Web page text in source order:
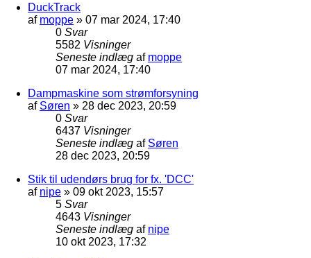
DuckTrack
af moppe » 07 mar 2024, 17:40
0 Svar
5582 Visninger
Seneste indlæg af moppe
07 mar 2024, 17:40
Dampmaskine som strømforsyning
af Søren » 28 dec 2023, 20:59
0 Svar
6437 Visninger
Seneste indlæg af Søren
28 dec 2023, 20:59
Stik til udendørs brug for fx. 'DCC'
af nipe » 09 okt 2023, 15:57
5 Svar
4643 Visninger
Seneste indlæg af nipe
10 okt 2023, 17:32